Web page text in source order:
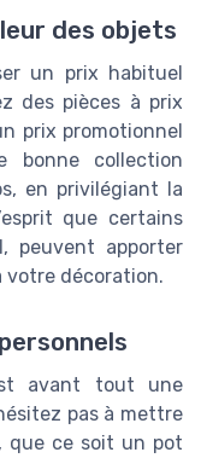
des objets
un prix habituel
des pièces à prix
prix promotionnel
bonne collection
en privilégiant la
que certains
peuvent apporter
votre décoration.
avant tout une
pas à mettre
que ce soit un pot